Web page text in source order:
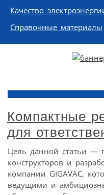
Качество
Справочные материалы
Компактные
для
Цель данной статьи —
конструкторов и
компании GIGAVAC,
ведущими и